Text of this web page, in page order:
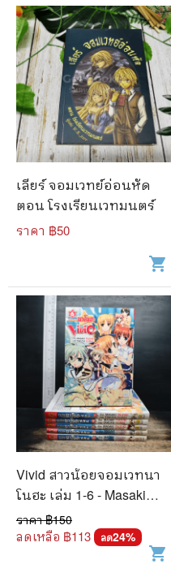
เลียร์ จอมเวทย์อ่อนหัด
ตอน โรงเรียนเวทมนตร์
ราคา ฿50
shopping_cart
Vivid สาวน้อยจอมเวทนา
โนฮะ เล่ม 1-6 - Masaki
Tsuzuki
ราคา ฿150
ลดเหลือ ฿113 ลด24%
shopping_cart
🦄 วรรณกรรม นิยาย เรื่องสั้
🎓 การศึกษา
😼 หนังสือการ์ตูน
🐲 หนังสือเด็ก
📕 นิตยสาร
🎲 Board Game
📅 สินค้าอื่นๆ